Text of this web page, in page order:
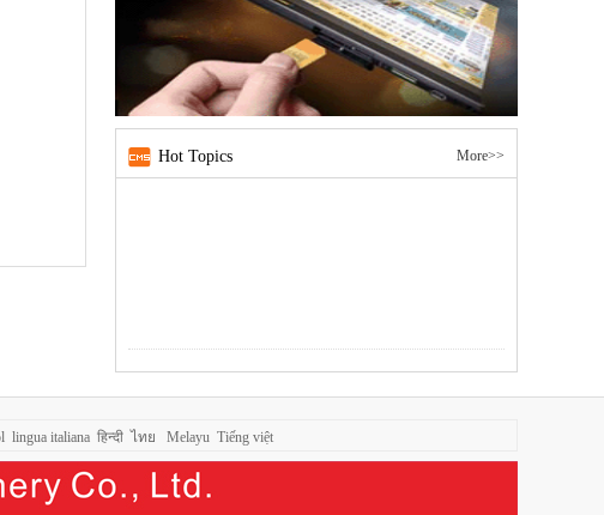
Hot Topics More>>
lingua italiana हिन्दी ไทย Melayu Tiếng việt